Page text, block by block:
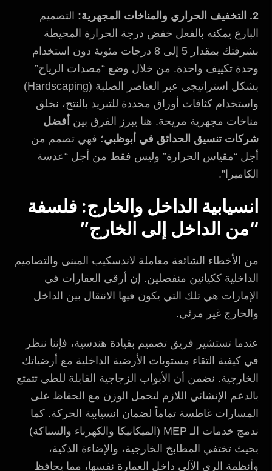
2. التخفيف الحراري والمناخات المجهرية:
التصميم
البارع يمكنه بالفعل خفض درجة الحرارة المحيطة
بشرفتك بمقدار 5 إلى 8 درجات مئوية دون استخدام
وحدة تكييف واحدة. من خلال وضع “مصدات الرياح”
بشكل استراتيجي عبر العناصر الصلبة (Hardscaping)
واستخدام كثافات أوراق محددة للتبريد بالنتح، نخلق
مناخات مجهرية مريحة. هنا يبرز الفرق بين أفضل
شركات تنسيق الحدائق في أبوظبي؛ فهي تصمم من
أجل “مقياس الحرارة” وليس فقط من أجل “عدسة
الكاميرا”.
انسيابية الداخل والخارج: فلسفة
“من الداخل إلى الخارج”
من الأخطاء الشائعة معاملة لاندسكيب المبنى والتصاميم
الداخلية ككيانين منفصلين. إن أرقى العقارات في
الإمارات هي تلك التي يكون فيها الانتقال بين الداخل
والخارج غير مرئي.
عندما تستشير فريق تصميم بقيادة هندسية، فإننا ننظر
في كيفية التقاء مستويات الأرضية الداخلية مع أرضياتك
الخارجية. نضمن أن الأبواب الزجاجية القابلة للطي تتمتع
بالدعم الإنشائي اللازم لتحمل الوزن مع الحفاظ على
المسارات غاطسة تماماً لضمان انسيابية الحركة. كما
ندمج خدمات الـ MEP (الميكانيكا والكهرباء والسباكة)
بحيث تختفي المطابخ الخارجية، والإضاءة الذكية،
وأنظمة الري الآلي داخل العمارة نفسها، مما يحافظ